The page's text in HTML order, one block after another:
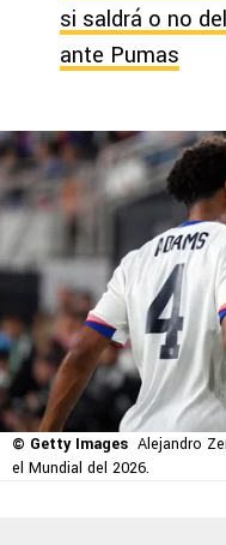
si saldrá o no
ante Pumas
© Getty Images Alejandro
el Mundial del 2026.